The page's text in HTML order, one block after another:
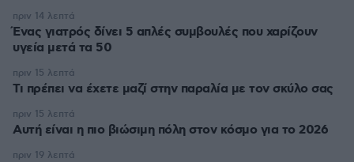
Ένας γιατρός δίνει 5 απλές συμβουλές που χαρίζουν
υγεία μετά τα 50
πριν 14 λεπτά
Τι πρέπει να έχετε μαζί στην παραλία με τον σκύλο σας
πριν 15 λεπτά
Αυτή είναι η πιο βιώσιμη πόλη στον κόσμο για το 2026
πριν 15 λεπτά
πριν 19 λεπτά